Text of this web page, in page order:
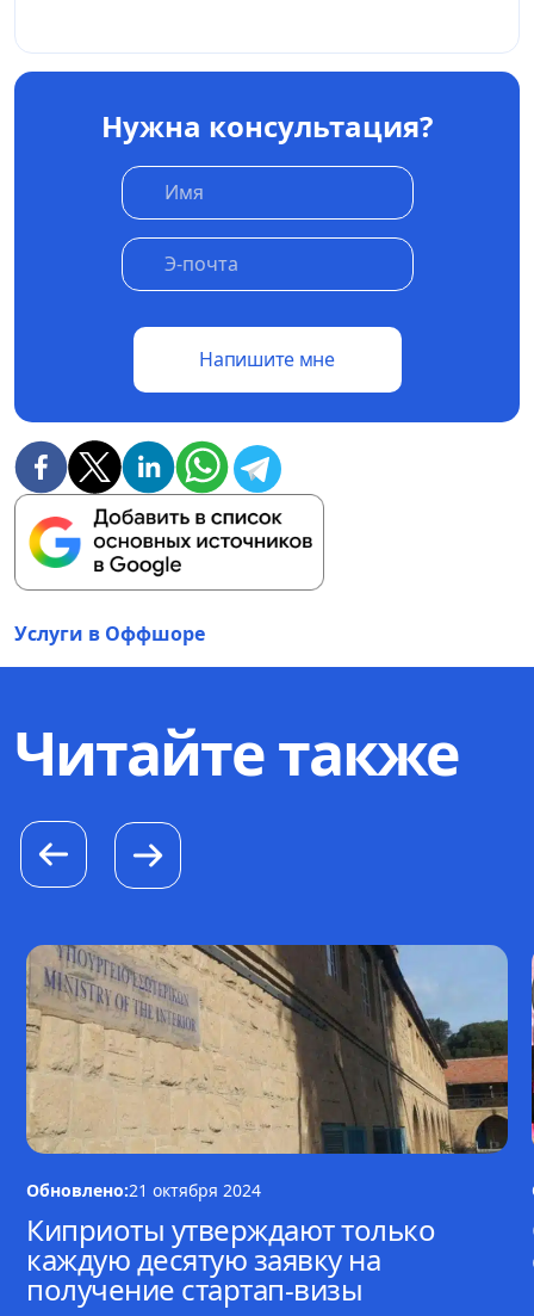
Нужна консультация?
Напишите мне
Услуги в Оффшоре
Читайте также
Обновлено:21 октября 2024
Киприоты утверждают только
каждую десятую заявку на
получение стартап-визы